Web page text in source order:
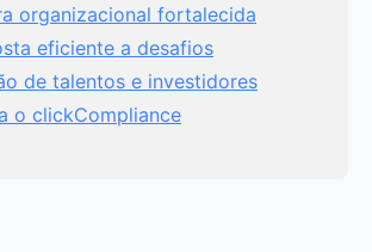
organizacional fortalecida
eficiente a desafios
de talentos e investidores
o clickCompliance